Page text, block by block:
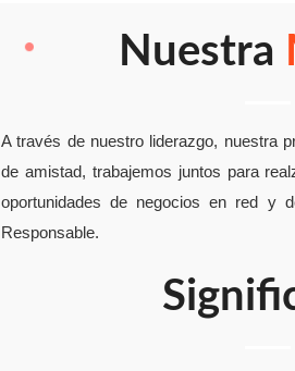
Nuestra
A través de nuestro liderazgo, nuestra
de amistad, trabajemos juntos para
oportunidades de negocios en red y
Responsable.